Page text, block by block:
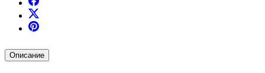
Описание